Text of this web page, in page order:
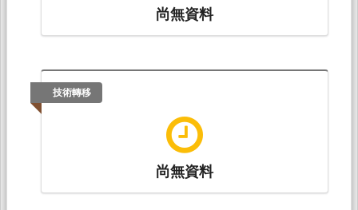
尚無資料
技術轉移
尚無資料